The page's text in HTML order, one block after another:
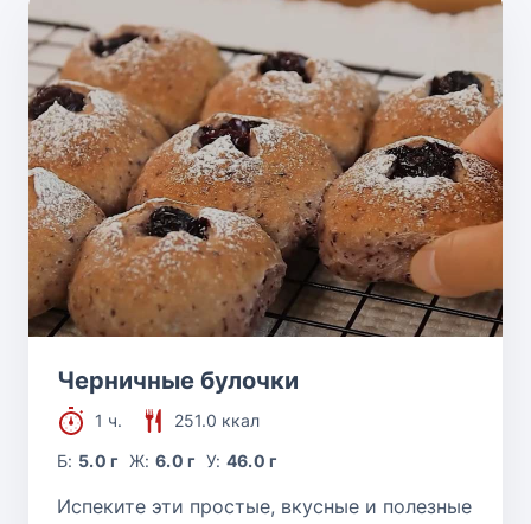
Черничные булочки
1 ч.
251.0 ккал
Б: 5.0 г Ж: 6.0 г У: 46.0 г
Испеките эти простые, вкусные и полезные